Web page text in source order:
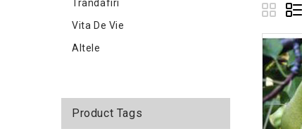
Trandafiri
Vita De Vie
Altele
Product Tags